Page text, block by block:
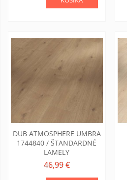
DUB ATMOSPHERE UMBRA
1744840 / ŠTANDARDNÉ
LAMELY
46,99 €